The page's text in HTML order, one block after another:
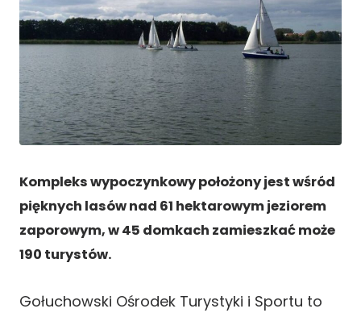
Kompleks wypoczynkowy położony jest wśród
pięknych lasów nad 61 hektarowym jeziorem
zaporowym, w 45 domkach zamieszkać może
190 turystów.
Gołuchowski Ośrodek Turystyki i Sportu to